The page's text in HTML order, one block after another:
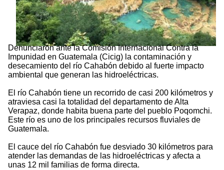
Denunciaron ante la Comisión Internacional Contra la
Impunidad en Guatemala (Cicig) la contaminación y
desecamiento del río Cahabón debido al fuerte impacto
ambiental que generan las hidroeléctricas.
El río Cahabón tiene un recorrido de casi 200 kilómetros y
atraviesa casi la totalidad del departamento de Alta
Verapaz, donde habita buena parte del pueblo Poqomchi.
Este río es uno de los principales recursos fluviales de
Guatemala.
El cauce del río Cahabón fue desviado 30 kilómetros para
atender las demandas de las hidroeléctricas y afecta a
unas 12 mil familias de forma directa.